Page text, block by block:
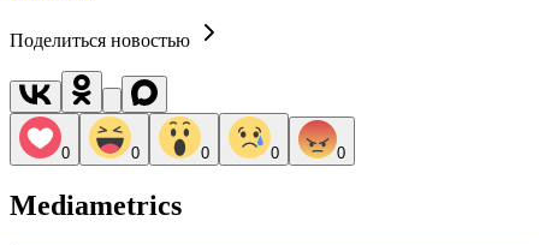
Поделиться новостью
0 0 0 0 0
Mediametrics